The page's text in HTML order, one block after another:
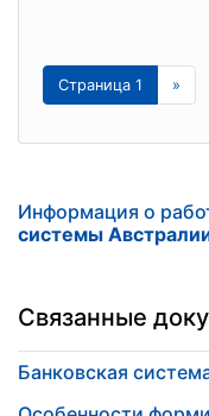
Страница 1 »
Информация о
системы
Связанные
Банковская